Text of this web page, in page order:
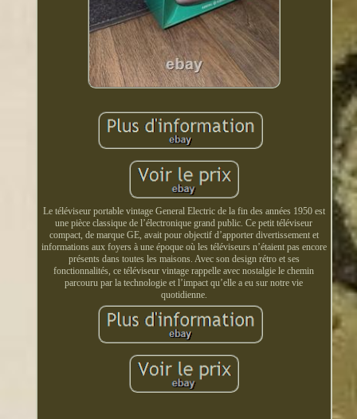
Le téléviseur portable vintage General Electric de la fin des années 1950 est
une pièce classique de l’électronique grand public. Ce petit téléviseur
compact, de marque GE, avait pour objectif d’apporter divertissement et
informations aux foyers à une époque où les téléviseurs n’étaient pas encore
présents dans toutes les maisons. Avec son design rétro et ses
fonctionnalités, ce téléviseur vintage rappelle avec nostalgie le chemin
parcouru par la technologie et l’impact qu’elle a eu sur notre vie
quotidienne.